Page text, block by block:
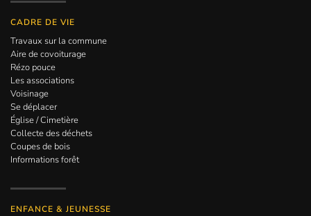
CADRE DE VIE
Travaux sur la commune
Aire de covoiturage
Rézo pouce
Les associations
Voisinage
Se déplacer
Église / Cimetière
Collecte des déchets
Coupes de bois
Informations forêt
ENFANCE & JEUNESSE